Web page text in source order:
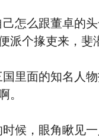
么跟董卓的头
派个掾吏来，
面的知名人物
。
，眼角瞅见一